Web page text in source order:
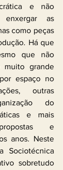
e não
enxergar as
como peças
Há que
que não
muito grande
espaço no
outras
do
e mais
e
anos. Neste
Sociotécnica
sobretudo